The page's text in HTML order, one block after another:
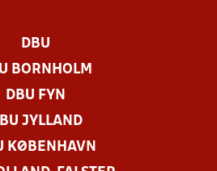
DBU
BORNHOLM
DBU FYN
JYLLAND
KØBENHAVN